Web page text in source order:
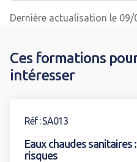
Dernière actualisation le 09/
Ces formations
intéresser
Réf : SA013
Eaux chaudes
risques